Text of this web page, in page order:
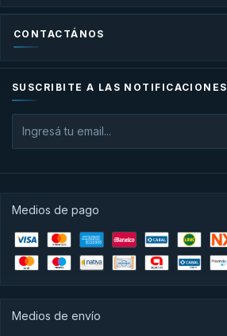
CONTACTÁNOS
SUSCRIBITE A LAS NOTIFICACIONES
Medios de pago
Medios de envío